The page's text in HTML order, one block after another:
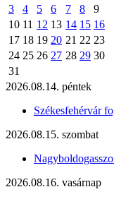
3
4 5 6 7 8
9
10 11 12 13 14 15 16
17 18 19 20 21 22 23
24 25 26 27 28 29 30
31
2026.08.14. péntek
Székesfehérvár
2026.08.15. szombat
2026.08.16. vasárnap